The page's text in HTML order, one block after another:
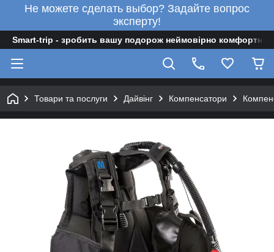
Не можете сделать выбор? Задайте вопрос
эксперту!
Smart-trip - зробить вашу подорож неймовірно
Товари та послуги Дайвінг Компенсатори